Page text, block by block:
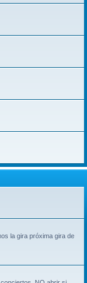
la gira próxima gira de